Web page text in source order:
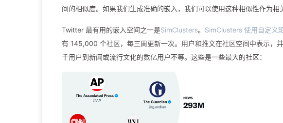
间的相似度。如果我们生成准确的嵌入，我们可以使用这种相似性作为相
Twitter 最有用的嵌入空间之一是SimClusters。 SimClusters 使用自定义
有 145,000 个社区，每三周更新一次。用户和推文在社区空间中表示，
千用户到新闻或流行文化的数亿用户不等。这些是一些最大的社区：